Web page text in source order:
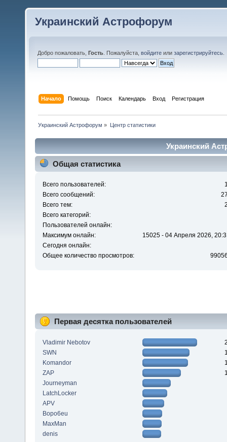
Украинский Астрофорум
Добро пожаловать, Гость . Пожалуйста, войдите или зарегистрируйтесь
Начало Помощь Поиск Календарь Вход Регистрация
Украинский Астрофорум » Центр статистики
Украинский
Общая статистика
Всего пользователей:
Всего сообщений:
Всего тем:
Всего категорий:
Пользователей онлайн:
Максимум онлайн:
15025 - 04 Апреля 2026,
Сегодня онлайн:
Общее количество просмотров:
Первая десятка пользователей
Vladimir Nebotov
SWN
Komandor
ZAP
Journeyman
LatchLocker
APV
Bopo6eu
MaxMan
denis